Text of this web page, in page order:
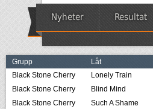
Nyheter Resultat
Grupp Låt
Black Stone Cherry
Lonely Train
Black Stone Cherry
Blind Mind
Black Stone Cherry
Such A Shame